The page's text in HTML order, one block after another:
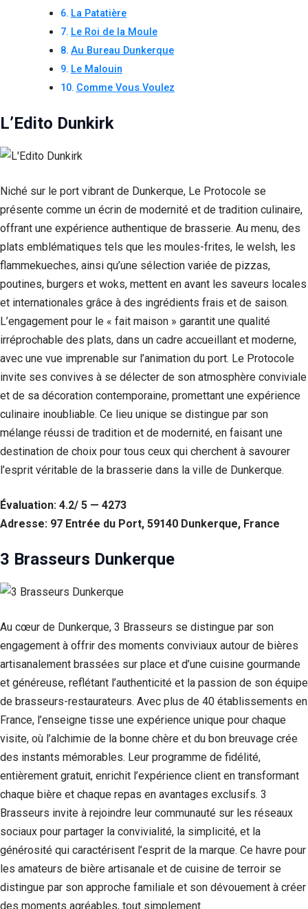
La Patatière
Le Roi de la Moule
Au Bureau Dunkerque
Le Malouin
Comme Vous Voulez
L’Edito Dunkirk
Niché sur le port vibrant de Dunkerque, Le Protocole se
présente comme un écrin de modernité et de tradition culinaire,
offrant une expérience authentique de brasserie. Au menu, des
plats emblématiques tels que les moules-frites, le welsh, les
flammekueches, ainsi qu’une sélection variée de pizzas,
poutines, burgers et woks, mettent en avant les saveurs locales
et internationales grâce à des ingrédients frais et de saison.
L’engagement pour le « fait maison » garantit une qualité
irréprochable des plats, dans un cadre accueillant et moderne,
avec une vue imprenable sur l’animation du port. Le Protocole
invite ses convives à se délecter de son atmosphère conviviale
et de sa décoration contemporaine, promettant une expérience
culinaire inoubliable. Ce lieu unique se distingue par son
mélange réussi de tradition et de modernité, en faisant une
destination de choix pour tous ceux qui cherchent à savourer
l’esprit véritable de la brasserie dans la ville de Dunkerque.
Évaluation: 4.2/ 5 — 4273
Adresse: 97 Entrée du Port, 59140 Dunkerque, France
3 Brasseurs Dunkerque
Au cœur de Dunkerque, 3 Brasseurs se distingue par son
engagement à offrir des moments conviviaux autour de bières
artisanalement brassées sur place et d’une cuisine gourmande
et généreuse, reflétant l’authenticité et la passion de son équipe
de brasseurs-restaurateurs. Avec plus de 40 établissements en
France, l’enseigne tisse une expérience unique pour chaque
visite, où l’alchimie de la bonne chère et du bon breuvage crée
des instants mémorables. Leur programme de fidélité,
entièrement gratuit, enrichit l’expérience client en transformant
chaque bière et chaque repas en avantages exclusifs. 3
Brasseurs invite à rejoindre leur communauté sur les réseaux
sociaux pour partager la convivialité, la simplicité, et la
générosité qui caractérisent l’esprit de la marque. Ce havre pour
les amateurs de bière artisanale et de cuisine de terroir se
distingue par son approche familiale et son dévouement à créer
des moments agréables, tout simplement.